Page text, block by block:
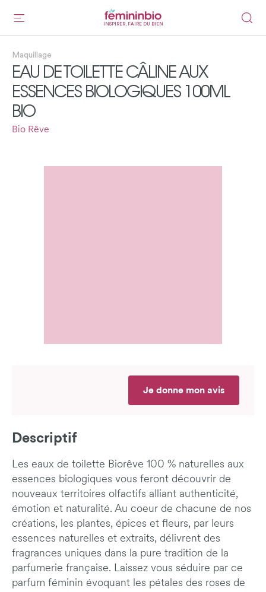
INSPIRER, FAIRE DU BIEN
Maquillage
EAU DE TOILETTE CÂLINE AUX
ESSENCES BIOLOGIQUES 100ML
BIO
Bio Rêve
Je donne mon avis
Descriptif
Les eaux de toilette Biorêve 100 % naturelles aux
essences biologiques vous feront découvrir de
nouveaux territoires olfactifs alliant authenticité,
émotion et naturalité. Au coeur de chacune de nos
créations, les plantes, épices et fleurs, par leurs
essences naturelles et extraits, délivrent des
fragrances uniques dans la pure tradition de la
parfumerie française. Laissez vous séduire par ce
parfum féminin évoquant les pétales des roses de